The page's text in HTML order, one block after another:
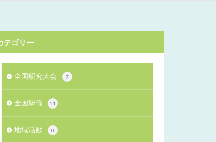
テゴリー
全国研究大会 7
全国研修 51
地域活動 0